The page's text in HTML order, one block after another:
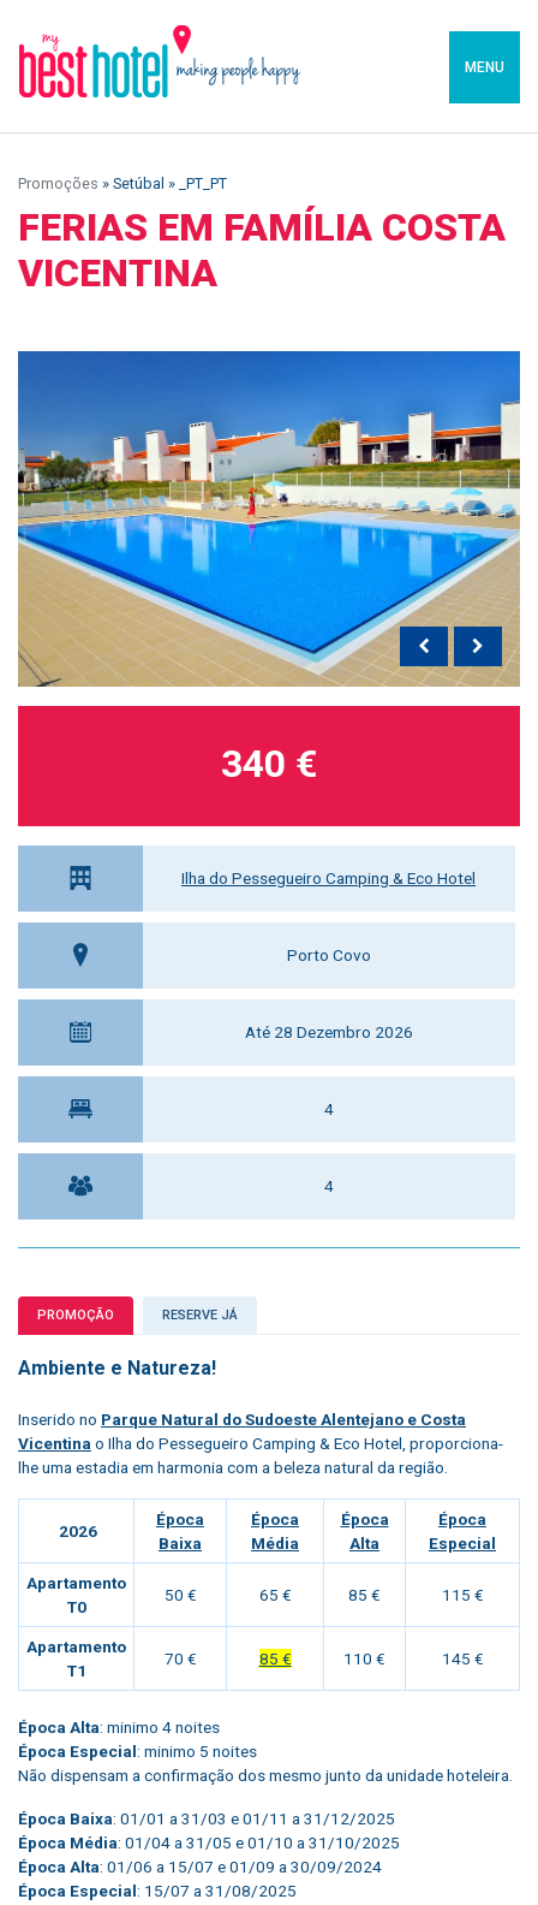
MENU
Promoções » Setúbal » _PT_PT
FERIAS EM FAMÍLIA COSTA
VICENTINA
Ilha do Pessegueiro Camping & Eco Hotel
Porto Covo
Até 28 Dezembro 2026
4
4
340 €
PROMOÇÃO RESERVE JÁ
Ambiente e Natureza!
Inserido no Parque Natural do Sudoeste Alentejano e Costa
Vicentina o Ilha do Pessegueiro Camping & Eco Hotel , proporciona-
lhe uma estadia em harmonia com a beleza natural da região.
2026
Época
Baixa
Época
Média
Época
Alta
Época
Especial
Apartamento
T0
50 € 65 € 85 € 115 €
Apartamento
T1
70 € 85 € 110 € 145 €
Época Alta: minimo 4 noites
Época Especial: minimo 5 noites
Não dispensam a confirmação dos mesmo junto da unidade hoteleira.
Época Baixa: 01/01 a 31/03 e 01/11 a 31/12/2025
Época Média: 01/04 a 31/05 e 01/10 a 31/10/2025
Época Alta: 01/06 a 15/07 e 01/09 a 30/09/2024
Época Especial: 15/07 a 31/08/2025